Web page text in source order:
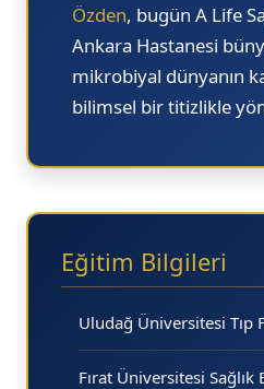
Özden, bugün A Life
Ankara Hastanesi
mikrobiyal dünyanın
bilimsel bir titizlikle
Eğitim Bilgileri
Uludağ Üniversitesi Tıp
Fırat Üniversitesi